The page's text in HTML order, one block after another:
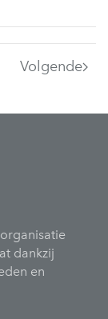
Volgende
dankzij
en